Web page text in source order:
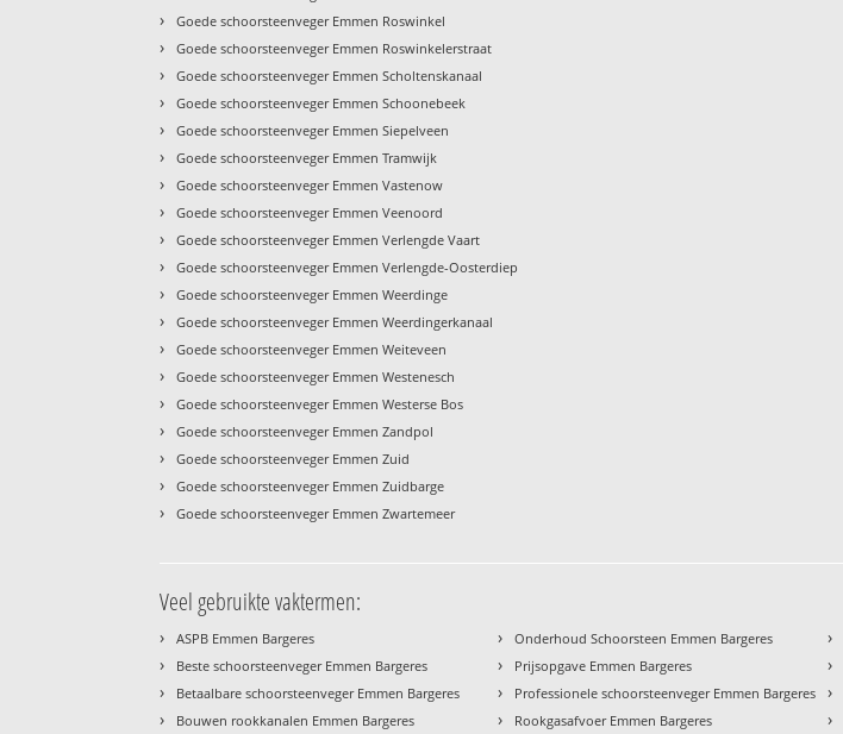
› Goede schoorsteenveger Emmen Roswinkel
› Goede schoorsteenveger Emmen Roswinkelerstraat
› Goede schoorsteenveger Emmen Scholtenskanaal
› Goede schoorsteenveger Emmen Schoonebeek
› Goede schoorsteenveger Emmen Siepelveen
› Goede schoorsteenveger Emmen Tramwijk
› Goede schoorsteenveger Emmen Vastenow
› Goede schoorsteenveger Emmen Veenoord
› Goede schoorsteenveger Emmen Verlengde Vaart
› Goede schoorsteenveger Emmen Verlengde-Oosterdiep
› Goede schoorsteenveger Emmen Weerdinge
› Goede schoorsteenveger Emmen Weerdingerkanaal
› Goede schoorsteenveger Emmen Weiteveen
› Goede schoorsteenveger Emmen Westenesch
› Goede schoorsteenveger Emmen Westerse Bos
› Goede schoorsteenveger Emmen Zandpol
› Goede schoorsteenveger Emmen Zuid
› Goede schoorsteenveger Emmen Zuidbarge
› Goede schoorsteenveger Emmen Zwartemeer
Veel gebruikte vaktermen:
› ASPB Emmen Bargeres
› Beste schoorsteenveger Emmen Bargeres
› Betaalbare schoorsteenveger Emmen Bargeres
› Bouwen rookkanalen Emmen Bargeres
› Onderhoud Schoorsteen Emmen Bargeres
› Prijsopgave Emmen Bargeres
› Professionele schoorsteenveger Emmen Bargeres
› Rookgasafvoer Emmen Bargeres
›
›
›
›